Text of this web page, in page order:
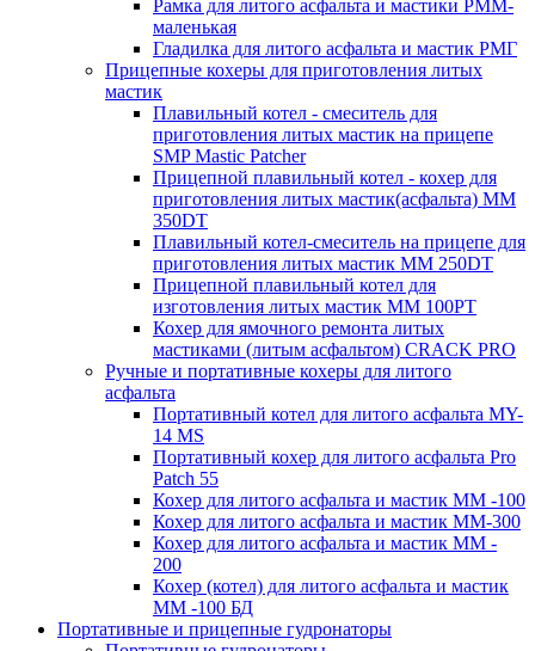
Рамка для литого асфальта и мастики РММ-
маленькая
Гладилка для литого асфальта и мастик РМГ
Прицепные кохеры для приготовления литых
мастик
Плавильный котел - смеситель для
приготовления литых мастик на прицепе
SMP Mastic Patcher
Прицепной плавильный котел - кохер для
приготовления литых мастик(асфальта) MM
350DT
Плавильный котел-смеситель на прицепе для
приготовления литых мастик MM 250DT
Прицепной плавильный котел для
изготовления литых мастик MM 100PT
Кохер для ямочного ремонта литых
мастиками (литым асфальтом) CRACK PRO
Ручные и портативные кохеры для литого
асфальта
Портативный котел для литого асфальта MY-
14 MS
Портативный кохер для литого асфальта Pro
Patch 55
Кохер для литого асфальта и мастик MM -100
Кохер для литого асфальта и мастик MM-300
Кохер для литого асфальта и мастик MM -
200
Кохер (котел) для литого асфальта и мастик
MM -100 БД
Портативные и прицепные гудронаторы